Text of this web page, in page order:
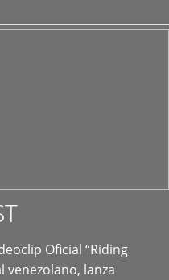
Oficial “Riding
lanza